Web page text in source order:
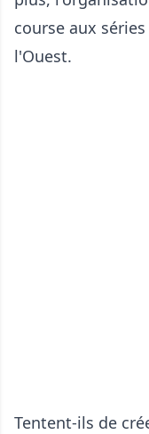
course aux
l'Ouest.
Tentent-ils de